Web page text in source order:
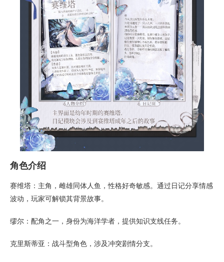
角色介绍
赛维塔：主角，雌雄同体人鱼，性格好奇敏感。通过日记分享情感
波动，玩家可解锁其背景故事。
缪尔：配角之一，身份为海洋学者，提供知识支线任务。
克里斯蒂亚：战斗型角色，涉及冲突剧情分支。